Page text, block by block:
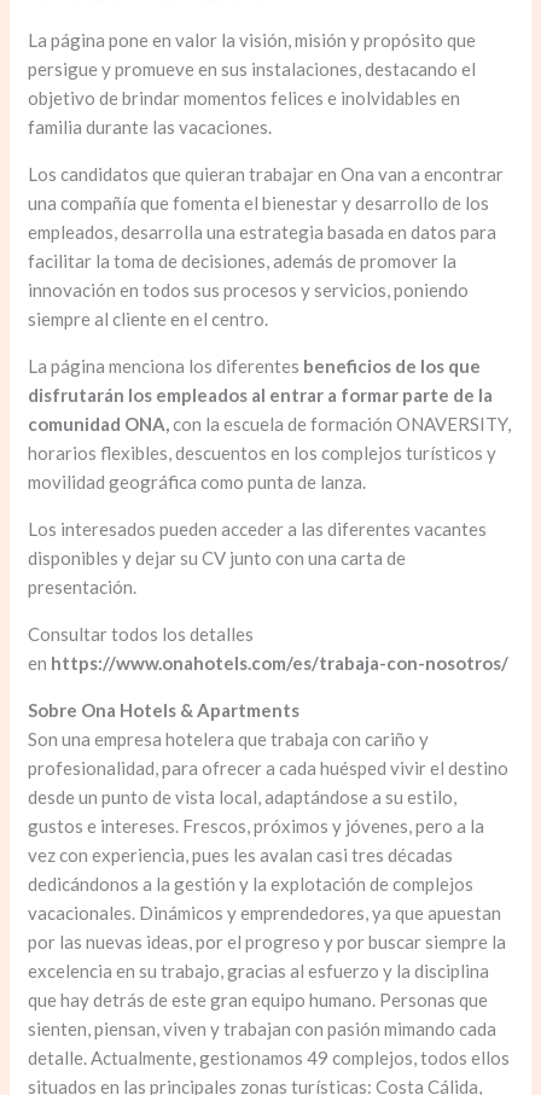
La página pone en valor la visión, misión y propósito que
persigue y promueve en sus instalaciones, destacando el
objetivo de brindar momentos felices e inolvidables en
familia durante las vacaciones.
Los candidatos que quieran trabajar en Ona van a encontrar
una compañía que fomenta el bienestar y desarrollo de los
empleados, desarrolla una estrategia basada en datos para
facilitar la toma de decisiones, además de promover la
innovación en todos sus procesos y servicios, poniendo
siempre al cliente en el centro.
La página menciona los diferentes beneficios de los que
disfrutarán los empleados al entrar a formar parte de la
comunidad ONA,con la escuela de formación ONAVERSITY,
horarios flexibles, descuentos en los complejos turísticos y
movilidad geográfica como punta de lanza.
Los interesados pueden acceder a las diferentes vacantes
disponibles y dejar su CV junto con una carta de
presentación.
Consultar todos los detalles
en https://www.onahotels.com/es/trabaja-con-nosotros/
Sobre Ona Hotels & Apartments
Son una empresa hotelera que trabaja con cariño y
profesionalidad, para ofrecer a cada huésped vivir el destino
desde un punto de vista local, adaptándose a su estilo,
gustos e intereses. Frescos, próximos y jóvenes, pero a la
vez con experiencia, pues les avalan casi tres décadas
dedicándonos a la gestión y la explotación de complejos
vacacionales. Dinámicos y emprendedores, ya que apuestan
por las nuevas ideas, por el progreso y por buscar siempre la
excelencia en su trabajo, gracias al esfuerzo y la disciplina
que hay detrás de este gran equipo humano. Personas que
sienten, piensan, viven y trabajan con pasión mimando cada
detalle. Actualmente, gestionamos 49 complejos, todos ellos
situados en las principales zonas turísticas: Costa Cálida,